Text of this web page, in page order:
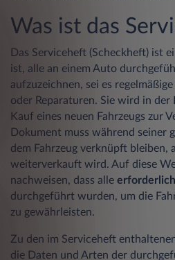
Was ist das
Das Serviceheft (Scheckheft) ist
ist, alle an einem Auto
aufzuzeichnen, sei es
oder Reparaturen. Sie wird in der
Kauf eines neuen Fahrzeugs zur
Dokument muss während seiner
dem Fahrzeug verknüpft bleiben,
weiterverkauft wird. Auf diese
nachweisen, dass alle
durchgeführt wurden, um die
zu gewährleisten.
Zu den im Serviceheft
die Daten und Arten der